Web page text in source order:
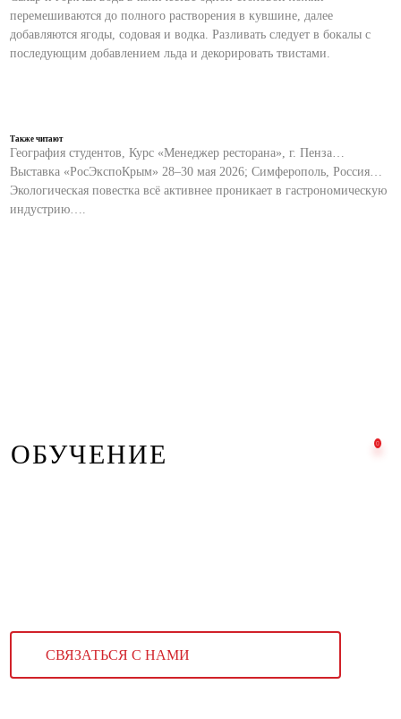
перемешиваются до полного растворения в кувшине, далее
добавляются ягоды, содовая и водка. Разливать следует в бокалы с
последующим добавлением льда и декорировать твистами.
Также читают
География студентов, Курс «Менеджер ресторана», г. Пенза…
Выставка «РосЭкспоКрым» 28–30 мая 2026; Симферополь, Россия…
Экологическая повестка всё активнее проникает в гастрономическую
индустрию….
ОБУЧЕНИЕ
СВЯЗАТЬСЯ С НАМИ